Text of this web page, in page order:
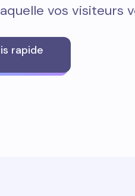
vos visiteurs
rapide